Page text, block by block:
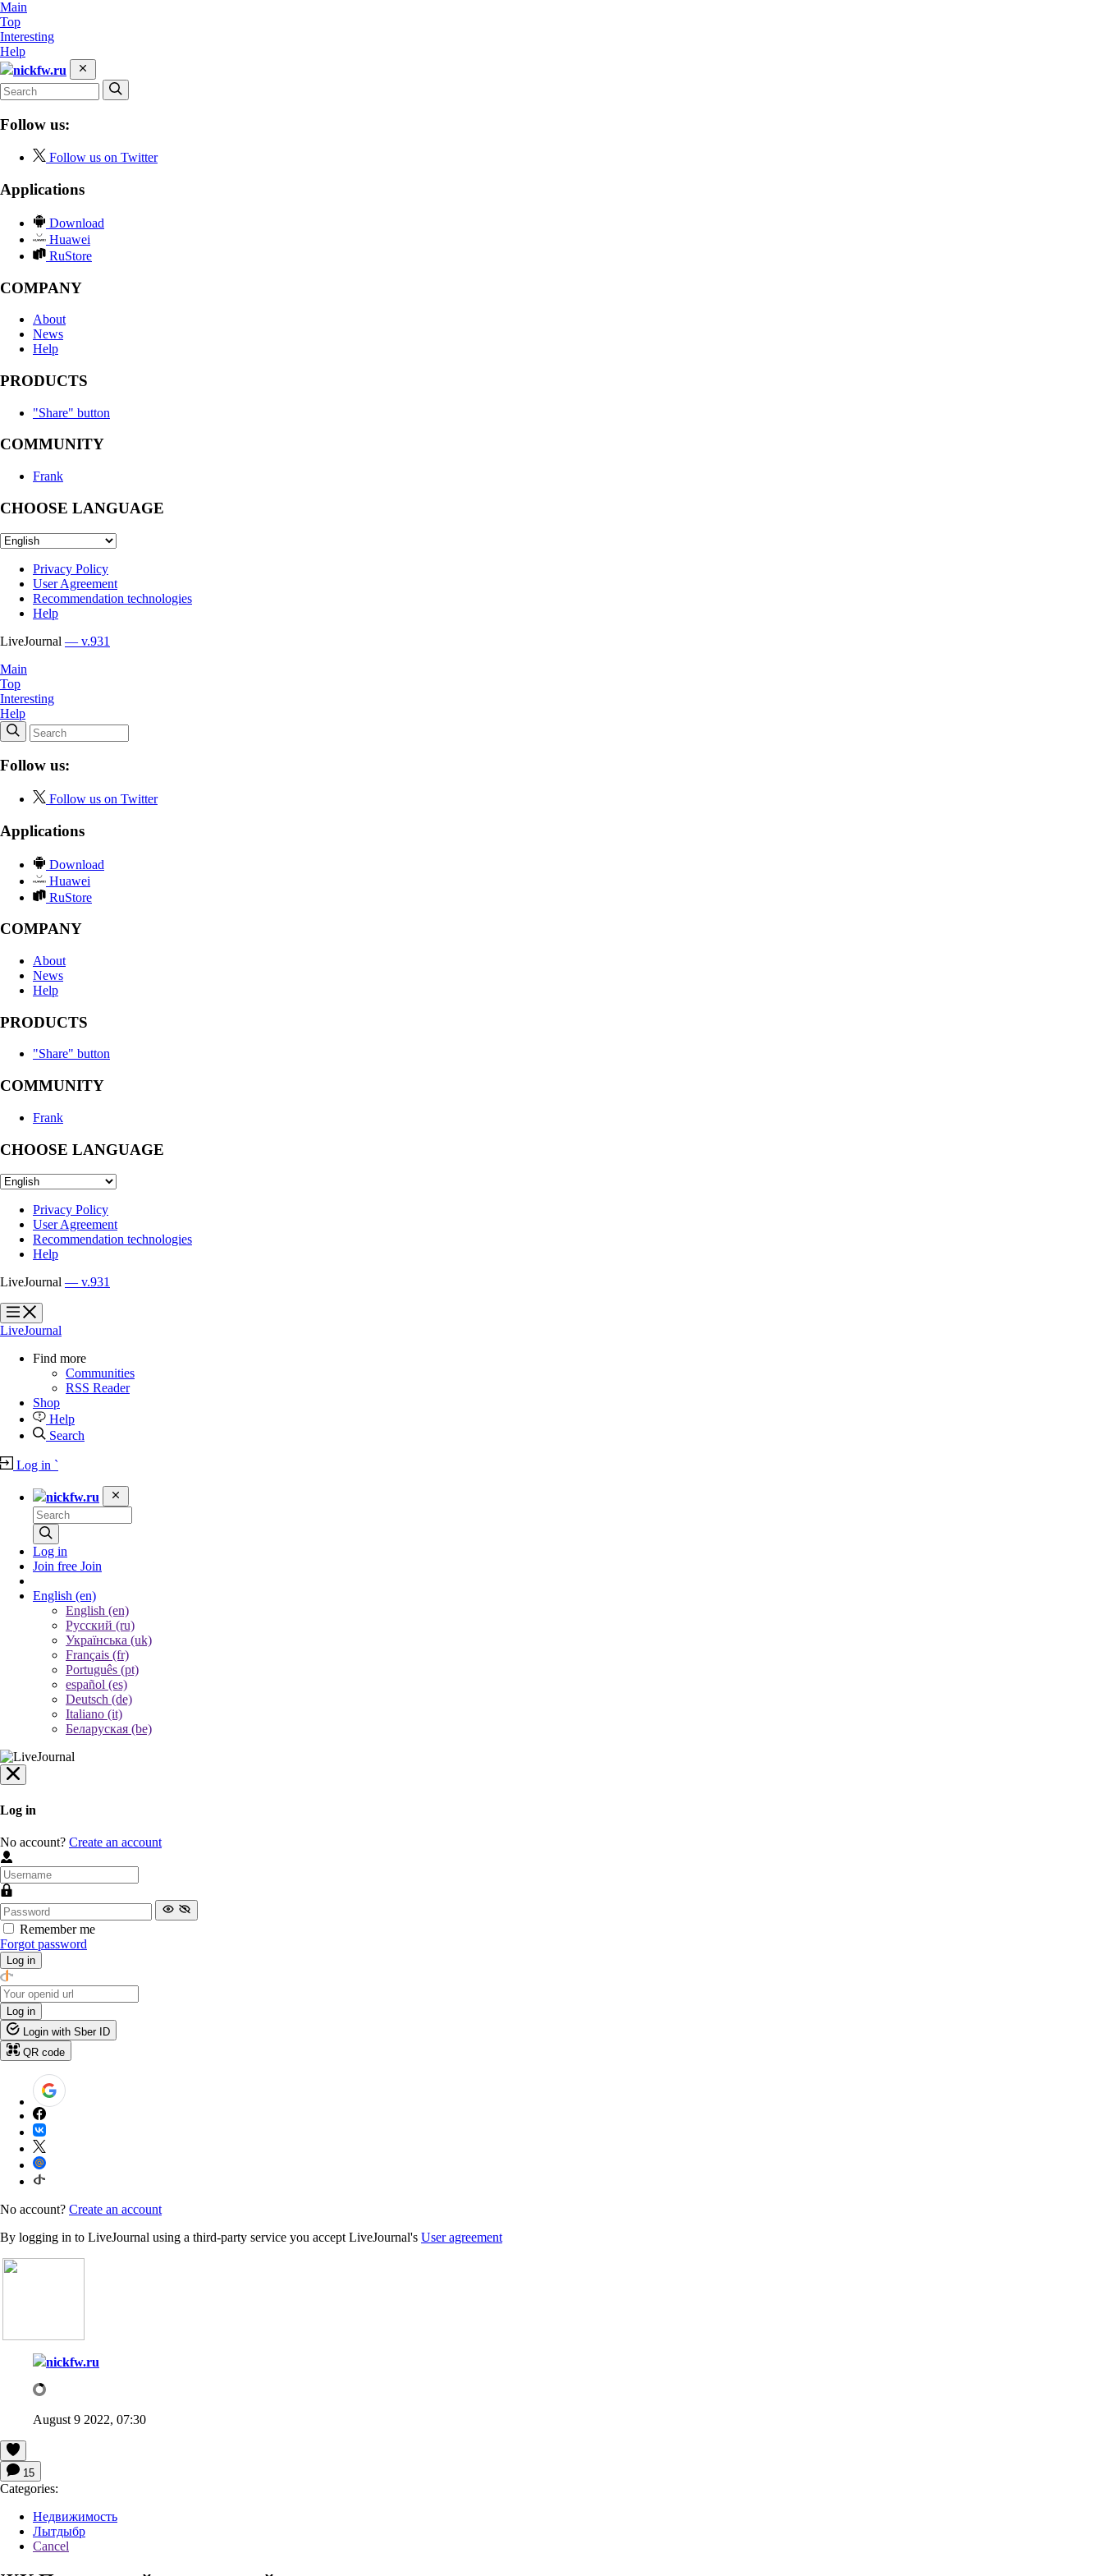
Main
Top
Interesting
Help
nickfw.ru
Follow us:
Follow us on Twitter
Applications
Download
Huawei
RuStore
COMPANY
About
News
Help
PRODUCTS
"Share" button
COMMUNITY
Frank
CHOOSE LANGUAGE
Privacy Policy
User Agreement
Recommendation technologies
Help
LiveJournal — v.931
Main
Top
Interesting
Help
Follow us:
Follow us on Twitter
Applications
Download
Huawei
RuStore
COMPANY
About
News
Help
PRODUCTS
"Share" button
COMMUNITY
Frank
CHOOSE LANGUAGE
Privacy Policy
User Agreement
Recommendation technologies
Help
LiveJournal — v.931
?
?
LiveJournal
Find more
Communities
RSS Reader
Shop
Help
Search
Log in `
nickfw.ru
Log in
Join free Join
English (en)
English (en)
Русский (ru)
Українська (uk)
Français (fr)
Português (pt)
español (es)
Deutsch (de)
Italiano (it)
Беларуская (be)
Log in
No account? Create an account
Remember me
Forgot password
Log in
Log in
Login with Sber ID
QR code
No account? Create an account
By logging in to LiveJournal using a third-party service you accept LiveJournal's User agreement
nickfw.ru
August 9 2022, 07:30
15
Categories:
Недвижимость
Лытдыбр
Cancel